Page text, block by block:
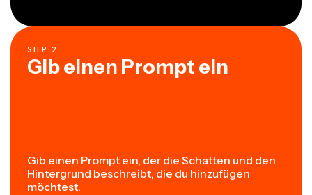
STEP 2
Gib einen Prompt ein
Gib einen Prompt ein, der die Schatten und den
Hintergrund beschreibt, die du hinzufügen
möchtest.